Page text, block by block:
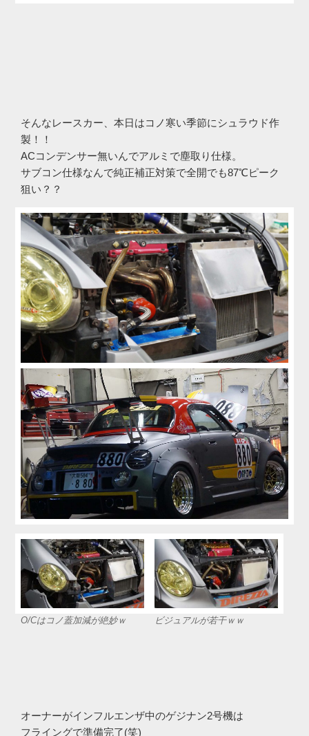
そんなレースカー、本日はコノ寒い季節にシュラウド作
製！！
ACコンデンサー無いんでアルミで塵取り仕様。
サブコン仕様なんで純正補正対策で全開でも87℃ピーク
狙い？？
O/Cはコノ蓋加減が絶妙ｗ ビジュアルが若干ｗｗ
オーナーがインフルエンザ中のゲジナン2号機は
フライングで準備完了(笑)